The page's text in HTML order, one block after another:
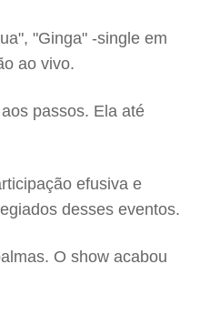
"Ginga" -single em
ao vivo.
passos. Ela até
efusiva e
desses eventos.
O show acabou